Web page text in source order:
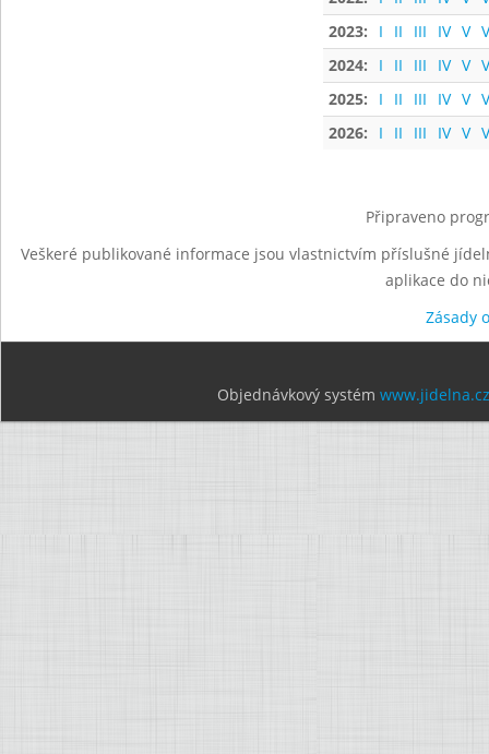
2023:
I II III IV V
2024:
I II III IV V
2025:
I II III IV V
2026:
I II III IV V
Připraveno
Veškeré publikované informace jsou vlastnictvím příslušné
aplikace do
Zásady
Objednávkový systém www.jidelna.cz